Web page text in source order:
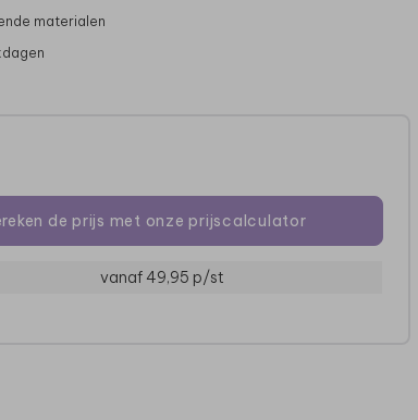
PLACEMAT
materialen
de prijs met onze prijscalculator
vanaf 49,95 p/st